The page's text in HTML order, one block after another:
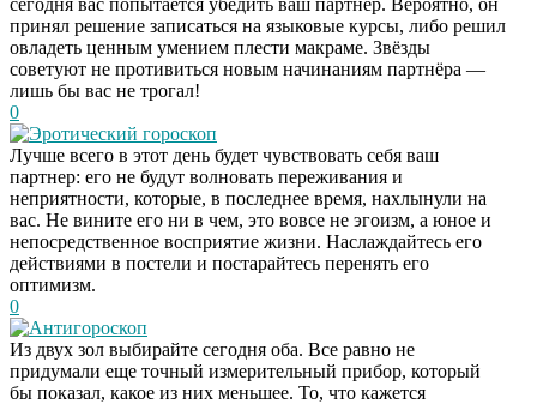
принял решение записаться на языковые курсы, либо решил
овладеть ценным умением плести макраме. Звёзды
советуют не противиться новым начинаниям партнёра —
лишь бы вас не трогал!
0
Эротический гороскоп
Лучше всего в этот день будет чувствовать себя ваш
партнер: его не будут волновать переживания и
неприятности, которые, в последнее время, нахлынули на
вас. Не вините его ни в чем, это вовсе не эгоизм, а юное и
непосредственное восприятие жизни. Наслаждайтесь его
действиями в постели и постарайтесь перенять его
оптимизм.
0
Антигороскоп
Из двух зол выбирайте сегодня оба. Все равно не
придумали еще точный измерительный прибор, который
бы показал, какое из них меньшее. То, что кажется